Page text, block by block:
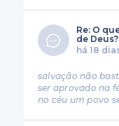
Re: O
de Deus?
há 18
salvação não
ser aprovado na
no céu um povo